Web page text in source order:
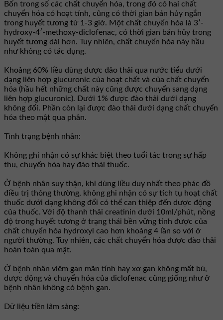
Bốn trong số các chất chuyển hóa, trong đó có hai chất
chuyển hóa có hoạt tính, cũng có thời gian bán hủy ngắn
trong huyết tương từ 1-3 giờ. Một chất chuyển hóa là 3′-
hydroxy-4′-methoxy-diclofenac, có thời gian bán hủy trong
huyết tương dài hơn. Tuy nhiên, chất chuyển hóa này hầu
như không có tác dụng.
Khoảng 60% liều dùng được đảo thải qua nước tiểu dưới
dạng liên hợp glucuronic của hoạt chất và của chất chuyển
hóa (hầu hết những chất này cũng được chuyển sang dạng
liên hợp glucuronic). Dưới 1% được đào thải dưới dạng
không đổi. Phần còn lại được đào thải đưới dạng chất chuyển
hóa theo mật qua phân.
Tình trạng bệnh nhân:
Không ghi nhận có sự khác biệt theo tuổi tác trong sự hấp
thu, chuyển hóa hay đào thải thuốc.
Ở bệnh nhân suy thận, khi dùng liều duy nhất theo phác đồ
điều trị thông thường, không ghi nhận có sự tích tụ hoạt chất
thuốc dưới dạng không đổi có thể can thiệp đến dược động
của thuốc. Với độ thanh thải creatinin dưới 10ml/phút, nồng
độ trong huyết tương ở trạng thái bền vững tính được của
chất chuyển hóa hydroxyl cao hơn khoảng 4 lần so với ở
người thường. Tuy nhiên, các chất chuyển hóa được đào thải
hoàn toàn qua mật.
Ở bệnh nhân viêm gan mãn tính hay xơ gan không mất bù,
dược động và chuyển hóa của diclofenac cũng giống như ở
bệnh nhân không có bệnh gan.
Dữ liệu tiền lâm sàng: